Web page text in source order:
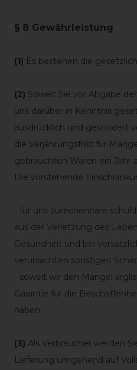
§ 8 Gewährleistung
(1) Es bestehen die
(2) Soweit Sie vor Abgabe
uns darüber in Kenntnis
ausdrücklich und gesondert
die Verjährungsfrist für
gebrauchten Waren ein Jahr
Die vorstehende
- für uns zurechenbare
aus der Verletzung des
Gesundheit und bei
verursachten sonstigen
- soweit wir den Mangel
Garantie für die
haben.
(3) Als Verbraucher werden
Lieferung umgehend auf